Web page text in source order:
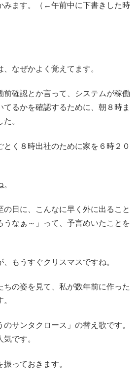
みます。（←午前中に下書きした時
なぜかよく覚えてます。
前確認とか言って、システムが稼働
てるかを確認するために、朝８時ま
。
とく８時出社のために家を６時２０
の日に、こんなに早く外に出ること
うなぁ～」って、予言めいたことを
もうすぐクリスマスですね。
ちの姿を見て、私が数年前に作った
サンタクロース」の替え歌です。
です。
っておきます。